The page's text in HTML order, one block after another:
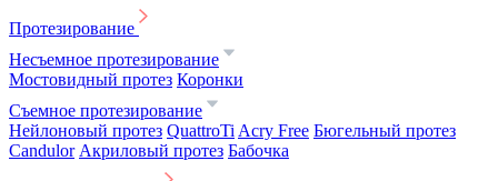
Протезирование
Несъемное протезирование
Мостовидный протез Коронки
Съемное протезирование
Нейлоновый протез QuattroTi Acry Free Бюгельный протез
Candulor Акриловый протез Бабочка